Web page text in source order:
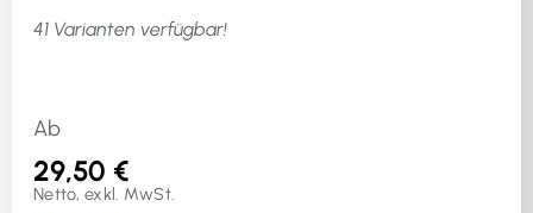
41 Varianten verfügbar!
Ab
29,50 €
Netto, exkl. MwSt.